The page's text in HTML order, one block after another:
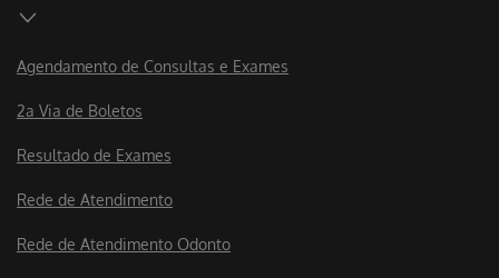
Agendamento de Consultas e Exames
2a Via de Boletos
Resultado de Exames
Rede de Atendimento
Rede de Atendimento Odonto